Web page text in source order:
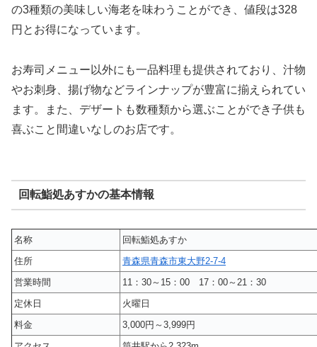
の3種類の美味しい海老を味わうことができ、値段は328
円とお得になっています。
お寿司メニュー以外にも一品料理も提供されており、汁物
やお刺身、揚げ物などラインナップが豊富に揃えられてい
ます。また、デザートも数種類から選ぶことができ子供も
喜ぶこと間違いなしのお店です。
回転鮨処あすかの基本情報
名称
回転鮨処あすか
住所
青森県青森市東大野2-7-4
営業時間
11：30～15：00 17：00～21：30
定休日
火曜日
料金
3,000円～3,999円